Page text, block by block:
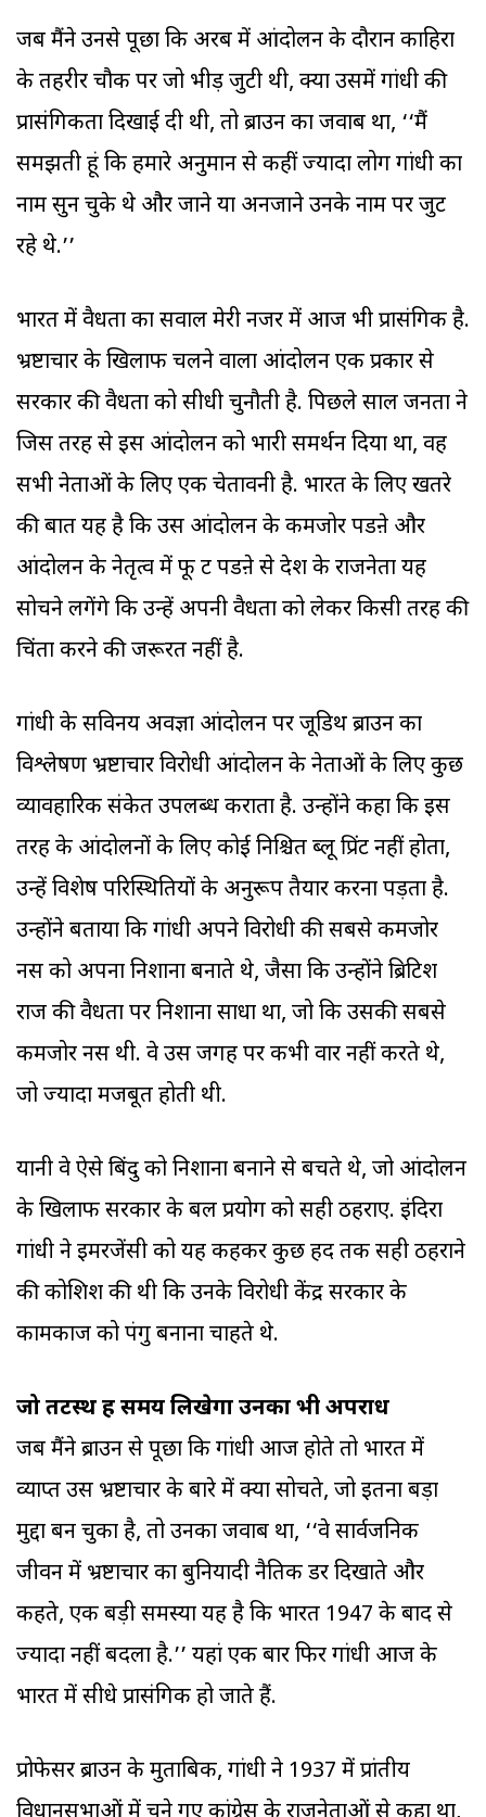
जब मैंने उनसे पूछा कि अरब में आंदोलन के दौरान काहिरा
के तहरीर चौक पर जो भीड़ जुटी थी, क्या उसमें गांधी की
प्रासंगिकता दिखाई दी थी, तो ब्राउन का जवाब था, ‘‘मैं
समझती हूं कि हमारे अनुमान से कहीं ज्यादा लोग गांधी का
नाम सुन चुके थे और जाने या अनजाने उनके नाम पर जुट
रहे थे.’’
भारत में वैधता का सवाल मेरी नजर में आज भी प्रासंगिक है.
भ्रष्टाचार के खिलाफ चलने वाला आंदोलन एक प्रकार से
सरकार की वैधता को सीधी चुनौती है. पिछले साल जनता ने
जिस तरह से इस आंदोलन को भारी समर्थन दिया था, वह
सभी नेताओं के लिए एक चेतावनी है. भारत के लिए खतरे
की बात यह है कि उस आंदोलन के कमजोर पडऩे और
आंदोलन के नेतृत्व में फू ट पडऩे से देश के राजनेता यह
सोचने लगेंगे कि उन्हें अपनी वैधता को लेकर किसी तरह की
चिंता करने की जरूरत नहीं है.
गांधी के सविनय अवज्ञा आंदोलन पर जूडिथ ब्राउन का
विश्लेषण भ्रष्टाचार विरोधी आंदोलन के नेताओं के लिए कुछ
व्यावहारिक संकेत उपलब्ध कराता है. उन्होंने कहा कि इस
तरह के आंदोलनों के लिए कोई निश्चित ब्लू प्रिंट नहीं होता,
उन्हें विशेष परिस्थितियों के अनुरूप तैयार करना पड़ता है.
उन्होंने बताया कि गांधी अपने विरोधी की सबसे कमजोर
नस को अपना निशाना बनाते थे, जैसा कि उन्होंने ब्रिटिश
राज की वैधता पर निशाना साधा था, जो कि उसकी सबसे
कमजोर नस थी. वे उस जगह पर कभी वार नहीं करते थे,
जो ज्यादा मजबूत होती थी.
यानी वे ऐसे बिंदु को निशाना बनाने से बचते थे, जो आंदोलन
के खिलाफ सरकार के बल प्रयोग को सही ठहराए. इंदिरा
गांधी ने इमरजेंसी को यह कहकर कुछ हद तक सही ठहराने
की कोशिश की थी कि उनके विरोधी केंद्र सरकार के
कामकाज को पंगु बनाना चाहते थे.
जो तटस्थ हैं समय लिखेगा उनका भी अपराध
जब मैंने ब्राउन से पूछा कि गांधी आज होते तो भारत में
व्याप्त उस भ्रष्टाचार के बारे में क्या सोचते, जो इतना बड़ा
मुद्दा बन चुका है, तो उनका जवाब था, ‘‘वे सार्वजनिक
जीवन में भ्रष्टाचार का बुनियादी नैतिक डर दिखाते और
कहते, एक बड़ी समस्या यह है कि भारत 1947 के बाद से
ज्यादा नहीं बदला है.’’ यहां एक बार फिर गांधी आज के
भारत में सीधे प्रासंगिक हो जाते हैं.
प्रोफेसर ब्राउन के मुताबिक, गांधी ने 1937 में प्रांतीय